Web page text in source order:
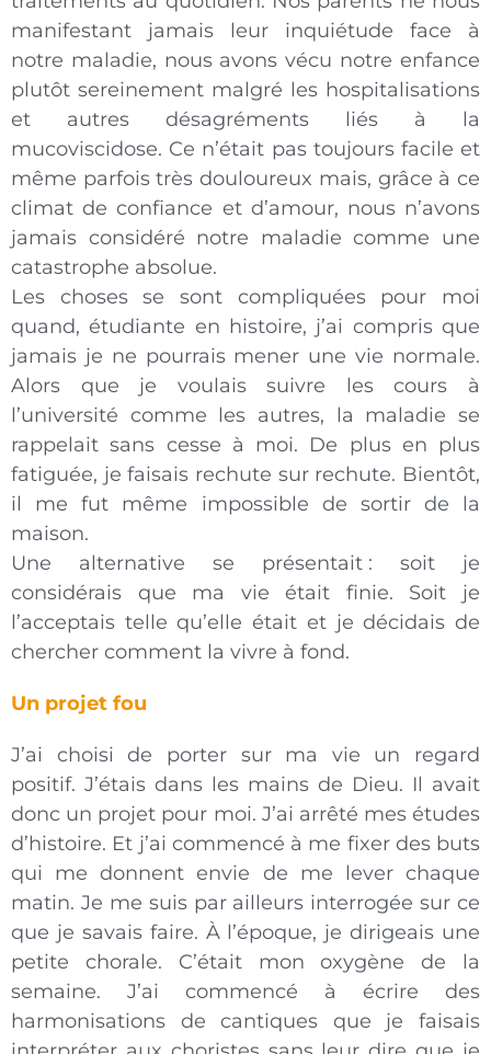
manifestant jamais leur inquiétude face à
notre maladie, nous avons vécu notre enfance
plutôt sereinement malgré les hospitalisations
et autres désagréments liés à la
mucoviscidose. Ce n’était pas toujours facile et
même parfois très douloureux mais, grâce à ce
climat de confiance et d’amour, nous n’avons
jamais considéré notre maladie comme une
catastrophe absolue.
Les choses se sont compliquées pour moi
quand, étudiante en histoire, j’ai compris que
jamais je ne pourrais mener une vie normale.
Alors que je voulais suivre les cours à
l’université comme les autres, la maladie se
rappelait sans cesse à moi. De plus en plus
fatiguée, je faisais rechute sur rechute. Bientôt,
il me fut même impossible de sortir de la
maison.
Une alternative se présentait : soit je
considérais que ma vie était finie. Soit je
l’acceptais telle qu’elle était et je décidais de
chercher comment la vivre à fond.
Un projet fou
J’ai choisi de porter sur ma vie un regard
positif. J’étais dans les mains de Dieu. Il avait
donc un projet pour moi. J’ai arrêté mes études
d’histoire. Et j’ai commencé à me fixer des buts
qui me donnent envie de me lever chaque
matin. Je me suis par ailleurs interrogée sur ce
que je savais faire. À l’époque, je dirigeais une
petite chorale. C’était mon oxygène de la
semaine. J’ai commencé à écrire des
harmonisations de cantiques que je faisais